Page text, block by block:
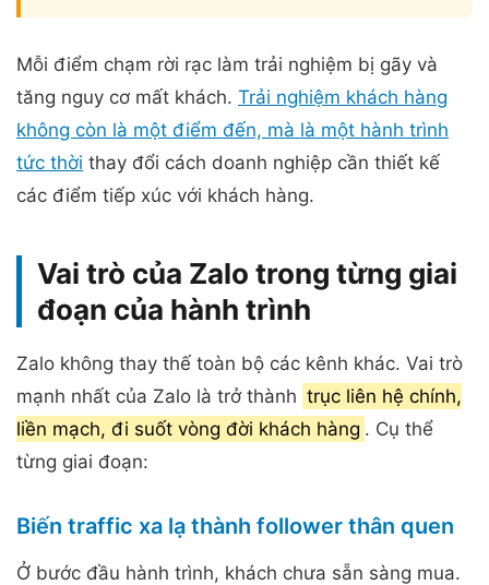
Mỗi điểm chạm rời rạc làm trải nghiệm bị gãy và
tăng nguy cơ mất khách. Trải nghiệm khách hàng
không còn là một điểm đến, mà là một hành trình
tức thời thay đổi cách doanh nghiệp cần thiết kế
các điểm tiếp xúc với khách hàng.
Vai trò của Zalo trong từng giai
đoạn của hành trình
Zalo không thay thế toàn bộ các kênh khác. Vai trò
mạnh nhất của Zalo là trở thành trục liên hệ chính,
liền mạch, đi suốt vòng đời khách hàng . Cụ thể
từng giai đoạn:
Biến traffic xa lạ thành follower thân quen
Ở bước đầu hành trình, khách chưa sẵn sàng mua.